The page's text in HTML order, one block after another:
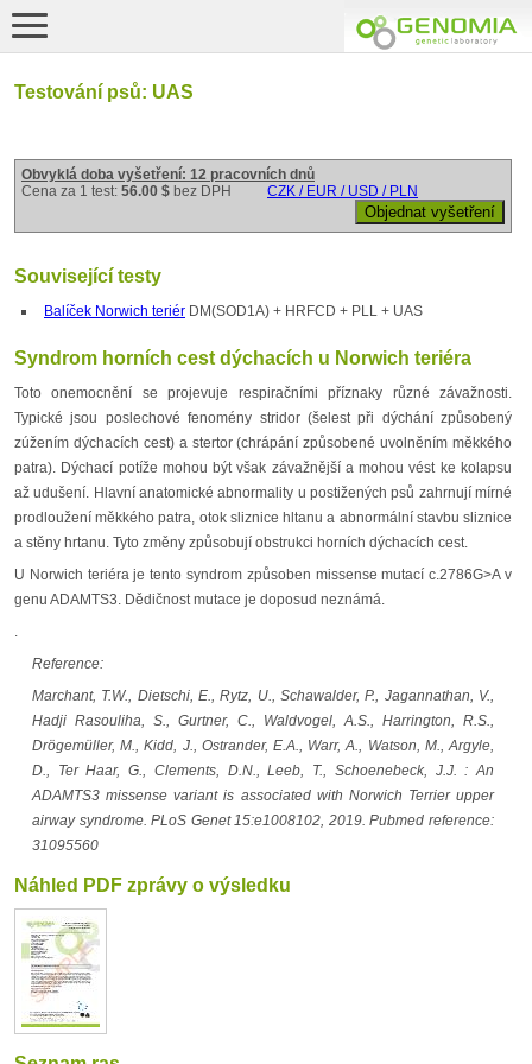
Testování psů: UAS
Obvyklá doba vyšetření: 12 pracovních dnů
Cena za 1 test: 56.00 $ bez DPH CZK / EUR / USD / PLN
Související testy
Balíček Norwich teriér DM(SOD1A) + HRFCD + PLL + UAS
Syndrom horních cest dýchacích u Norwich teriéra
Toto onemocnění se projevuje respiračními příznaky různé závažnosti.
Typické jsou poslechové fenomény stridor (šelest při dýchání způsobený
zúžením dýchacích cest) a stertor (chrápání způsobené uvolněním měkkého
patra). Dýchací potíže mohou být však závažnější a mohou vést ke kolapsu
až udušení. Hlavní anatomické abnormality u postižených psů zahrnují mírné
prodloužení měkkého patra, otok sliznice hltanu a abnormální stavbu sliznice
a stěny hrtanu. Tyto změny způsobují obstrukci horních dýchacích cest.
U Norwich teriéra je tento syndrom způsoben missense mutací c.2786G>A v
genu ADAMTS3. Dědičnost mutace je doposud neznámá.
.
Reference:
Marchant, T.W., Dietschi, E., Rytz, U., Schawalder, P., Jagannathan, V.,
Hadji Rasouliha, S., Gurtner, C., Waldvogel, A.S., Harrington, R.S.,
Drögemüller, M., Kidd, J., Ostrander, E.A., Warr, A., Watson, M., Argyle,
D., Ter Haar, G., Clements, D.N., Leeb, T., Schoenebeck, J.J. : An
ADAMTS3 missense variant is associated with Norwich Terrier upper
airway syndrome. PLoS Genet 15:e1008102, 2019. Pubmed reference:
31095560
Náhled PDF zprávy o výsledku